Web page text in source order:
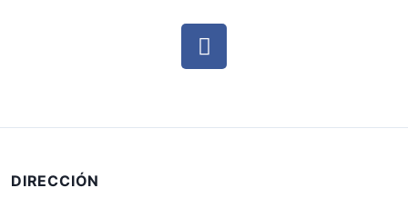
DIRECCIÓN